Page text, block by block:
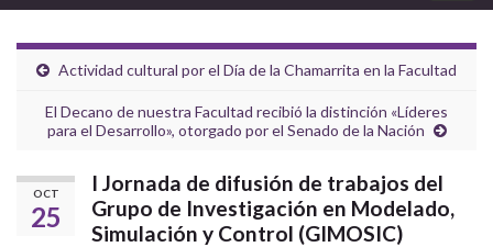
la
Actividad cultural por el Día de la Chamarrita en la Facultad
El Decano de nuestra Facultad recibió la distinción «Líderes
para el Desarrollo», otorgado por el Senado de la Nación
OCT
25
I Jornada de difusión de trabajos del
Grupo de Investigación en Modelado,
Simulación y Control (GIMOSIC)